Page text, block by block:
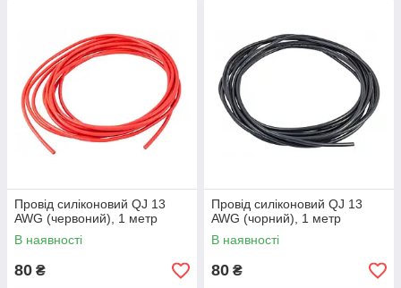
Провід силіконовий QJ 13
AWG (червоний), 1 метр
В наявності
80 ₴
Провід силіконовий QJ 13
AWG (чорний), 1 метр
В наявності
80 ₴